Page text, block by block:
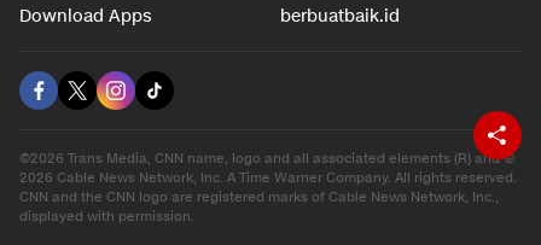
Download Apps berbuatbaik.id
©2026 Trans Media, CNN name, logo and all associated elements (R) and ©
2026 Cable News Network, Inc. A Time Warner Company. All rights reserved.
CNN and the CNN logo are registered marks of Cable News Network, Inc.,
displayed with permission.